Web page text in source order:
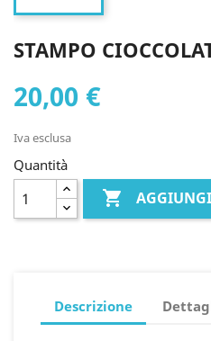
STAMPO
20,00 €
Iva esclusa
Quantità

Descrizione